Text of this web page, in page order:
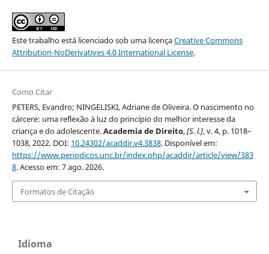
Este trabalho está licenciado sob uma licençaCreative Commons
Attribution-NoDerivatives 4.0 International License.
Como Citar
PETERS, Evandro; NINGELISKI, Adriane de Oliveira. O nascimento no
cárcere: uma reflexão à luz do princípio do melhor interesse da
criança e do adolescente.Academia de Direito,[S. l.], v. 4, p. 1018–
1038, 2022. DOI: 10.24302/acaddir.v4.3838. Disponível em:
https://www.periodicos.unc.br/index.php/acaddir/article/view/383
8. Acesso em: 7 ago. 2026.
Formatos de Citação
Idioma